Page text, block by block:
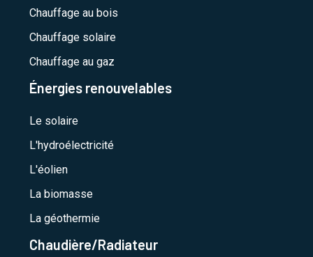
Chauffage au bois
Chauffage solaire
Chauffage au gaz
Énergies renouvelables
Le solaire
L'hydroélectricité
L'éolien
La biomasse
La géothermie
Chaudière/Radiateur